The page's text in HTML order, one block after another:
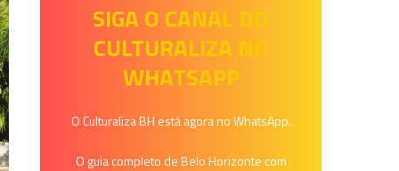
SIGA O CANAL DO
CULTURALIZA NO
WHATSAPP
O Culturaliza BH está agora no WhatsApp.
O guia completo de Belo Horizonte com